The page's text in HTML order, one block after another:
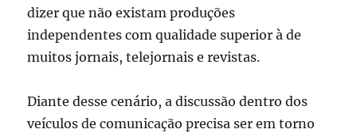
dizer que não existam produções
independentes com qualidade superior à de
muitos jornais, telejornais e revistas.
Diante desse cenário, a discussão dentro dos
veículos de comunicação precisa ser em torno